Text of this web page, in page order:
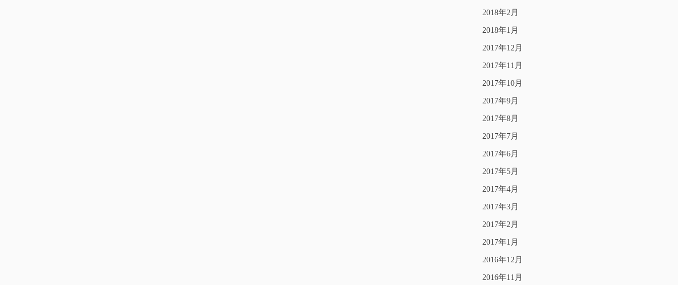
2018年2月
2018年1月
2017年12月
2017年11月
2017年10月
2017年9月
2017年8月
2017年7月
2017年6月
2017年5月
2017年4月
2017年3月
2017年2月
2017年1月
2016年12月
2016年11月